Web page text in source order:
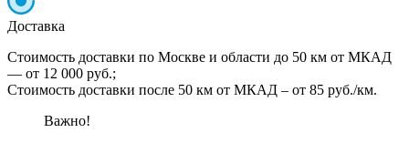
Доставка
Стоимость доставки по Москве и области до 50 км от МКАД
— от 12 000 руб.;
Стоимость доставки после 50 км от МКАД – от 85 руб./км.
Важно!